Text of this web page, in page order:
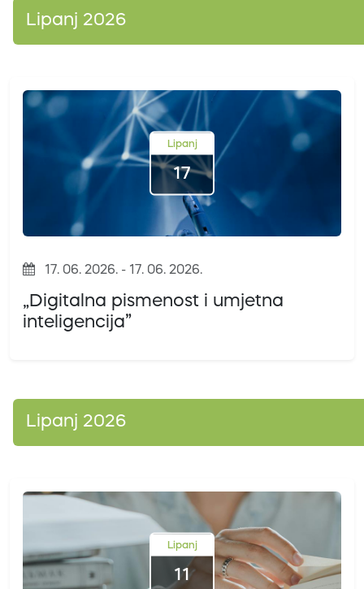
Lipanj 2026
Lipanj
17
17. 06. 2026. - 17. 06. 2026.
„Digitalna pismenost i umjetna
inteligencija”
Lipanj 2026
Lipanj
11